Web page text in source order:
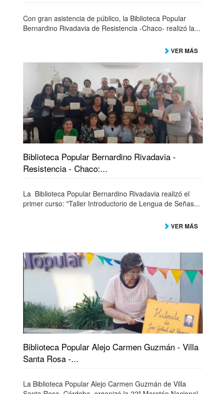
Con gran asistencia de público, la Biblioteca Popular
Bernardino Rivadavia de Resistencia -Chaco- realizó la...
VER MÁS
Biblioteca Popular Bernardino Rivadavia -
Resistencia - Chaco:...
La Biblioteca Popular Bernardino Rivadavia realizó el
primer curso: "Taller Introductorio de Lengua de Señas...
VER MÁS
Biblioteca Popular Alejo Carmen Guzmán - Villa
Santa Rosa -...
La Biblioteca Popular Alejo Carmen Guzmán de Villa